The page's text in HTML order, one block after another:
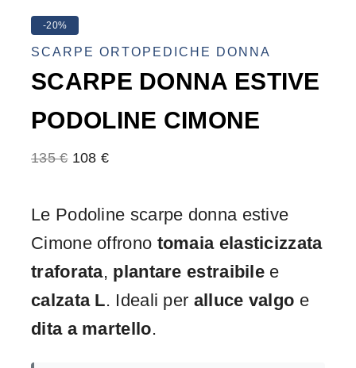
-20%
SCARPE ORTOPEDICHE DONNA
SCARPE DONNA ESTIVE
PODOLINE CIMONE
135€ 108€
Le Podoline scarpe donna estive
Cimone offrono tomaia elasticizzata
traforata, plantare estraibile e
calzata L. Ideali per alluce valgo e
dita a martello.